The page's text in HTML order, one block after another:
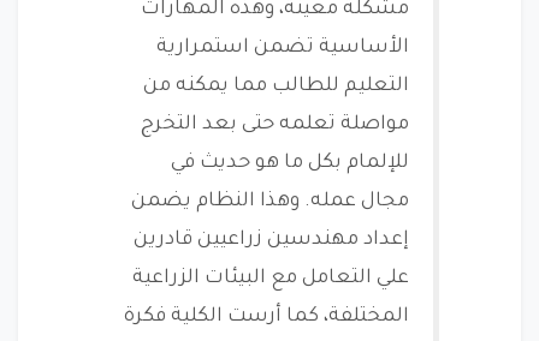
مشكلة معينة، وهذه المهارات
الأساسية تضمن استمرارية
التعليم للطالب مما يمكنه من
مواصلة تعلمه حتى بعد التخرج
للإلمام بكل ما هو حديث في
مجال عمله. وهذا النظام يضمن
إعداد مهندسين زراعيين قادرين
علي التعامل مع البيئات الزراعية
المختلفة، كما أرست الكلية فكرة